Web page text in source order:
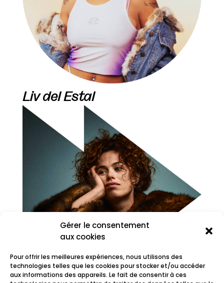
Gérer le consentement
aux cookies
Pour offrir les meilleures expériences, nous utilisons des
technologies telles que les cookies pour stocker et/ou accéder
aux informations des appareils. Le fait de consentir à ces
Liv del Estal